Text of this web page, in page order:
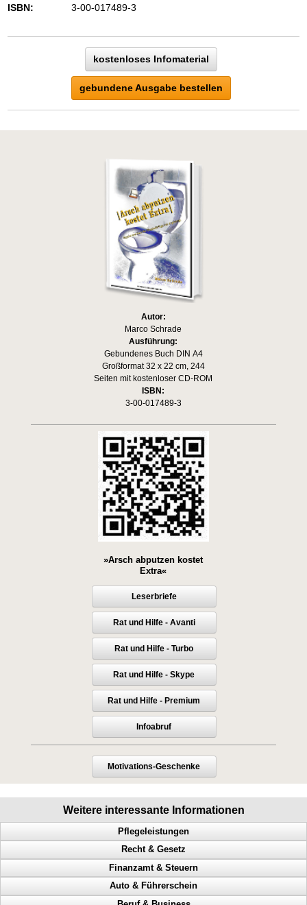
ISBN:
3-00-017489-3
kostenloses Infomaterial
gebundene Ausgabe bestellen
Autor:
Marco Schrade
Ausführung:
Gebundenes Buch DIN A4
Großformat 32 x 22 cm, 244
Seiten mit kostenloser CD-ROM
ISBN:
3-00-017489-3
»Arsch abputzen kostet
Extra«
Leserbriefe
Rat und Hilfe - Avanti
Rat und Hilfe - Turbo
Rat und Hilfe - Skype
Rat und Hilfe - Premium
Infoabruf
Motivations-Geschenke
Weitere interessante Informationen
Pflegeleistungen
Pflegedienst, Pflegeheim, Vernachlässigung, Altenheim, Schläge
Altenpflege in Schach halten
Der Schutz vor Alterspflege
Recht & Gesetz
Prozess, Gericht, Fehlentscheidungen, Richter
Dienstaufsichtsbeschwerde, Beamte, Sachbearbeiter, Antrag
Finanzamt & Steuern
Vollstreckung, Finanzamt, Behördenwillkür, Steuern
Auto & Führerschein